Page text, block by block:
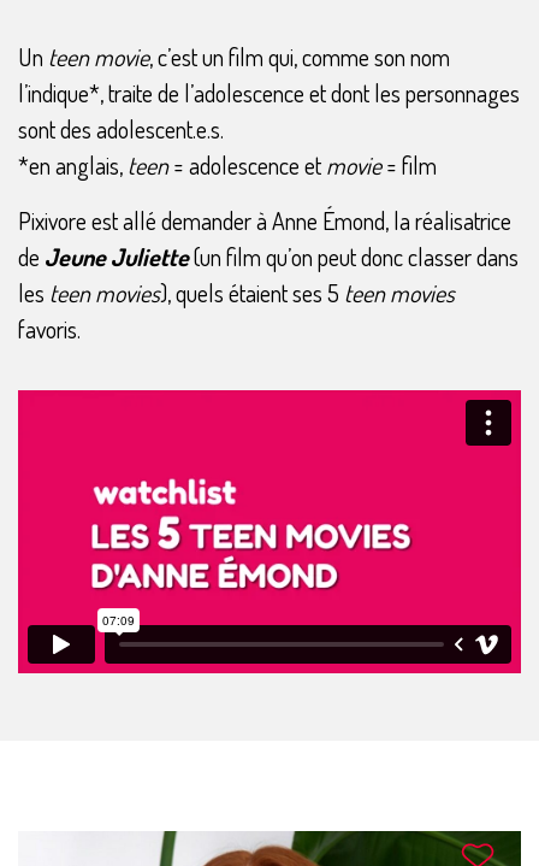
Un teen movie, c’est un film qui, comme son nom
l’indique*, traite de l’adolescence et dont les personnages
sont des adolescent.e.s.
*en anglais,teen= adolescence etmovie= film
Pixivore est allé demander à Anne Émond, la réalisatrice
de Jeune Juliette(un film qu’on peut donc classer dans
les teen movies), quels étaient ses 5 teen movies
favoris.